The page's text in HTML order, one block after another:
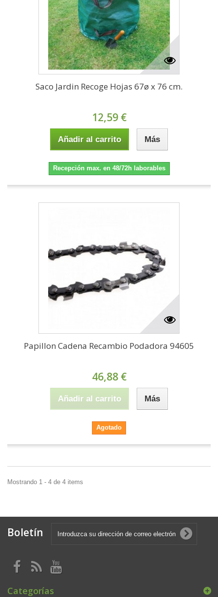
Saco Jardin Recoge Hojas 67ø x 76 cm.
12,59 €
Añadir al carrito Más
Recepción max. en 48/72h laborables
Papillon Cadena Recambio Podadora 94605
46,88 €
Añadir al carrito Más
Agotado
Mostrando 1 - 4 de 4 items
Boletín
Categorías